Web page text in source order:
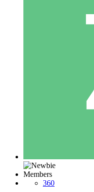
Members
360